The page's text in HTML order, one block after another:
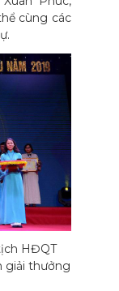
cùng các
HĐQT
giải thưởng